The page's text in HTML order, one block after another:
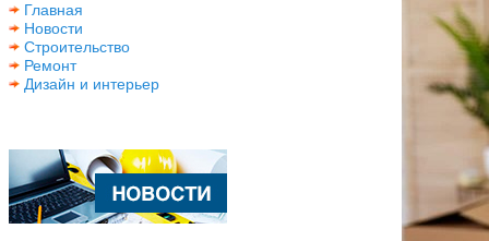
Главная
Новости
Строительство
Ремонт
Дизайн и интерьер